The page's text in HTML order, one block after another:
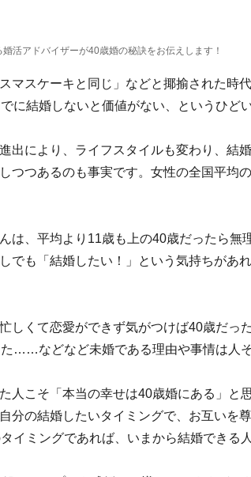
活アドバイザーが40歳婚の秘訣をお伝えします！
マスケーキと同じ」などと揶揄された時
に結婚しないと価値がない、というひど
出により、ライフスタイルも変わり、結
つつあるのも事実です。女性の全国平均
は、平均より11歳も上の40歳だったら無
でも「結婚したい！」という気持ちがあ
しくて恋愛ができず気がつけば40歳だっ
……などなど未婚である理由や事情は人そ
人こそ「本当の幸せは40歳婚にある」と
分の結婚したいタイミングで、お互いを
イミングであれば、いまから結婚できる